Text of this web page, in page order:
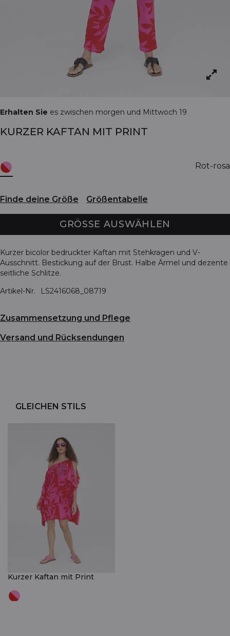
Erhalten Sie es zwischen morgen und Mittwoch 19
KURZER KAFTAN MIT PRINT
Rot-rosa
Finde deine Größe Größentabelle
GRÖSSE AUSWÄHLEN
Kurzer bicolor bedruckter Kaftan mit Stehkragen und V-
Ausschnitt. Bestickung auf der Brust. Halbe Ärmel und dezente
seitliche Schlitze.
Artikel-Nr.
LS2416068_08719
Zusammensetzung und Pflege
Versand und Rücksendungen
GLEICHEN STILS
Kurzer Kaftan mit Print